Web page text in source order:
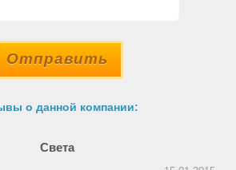
Отправить
о данной компании:
Света